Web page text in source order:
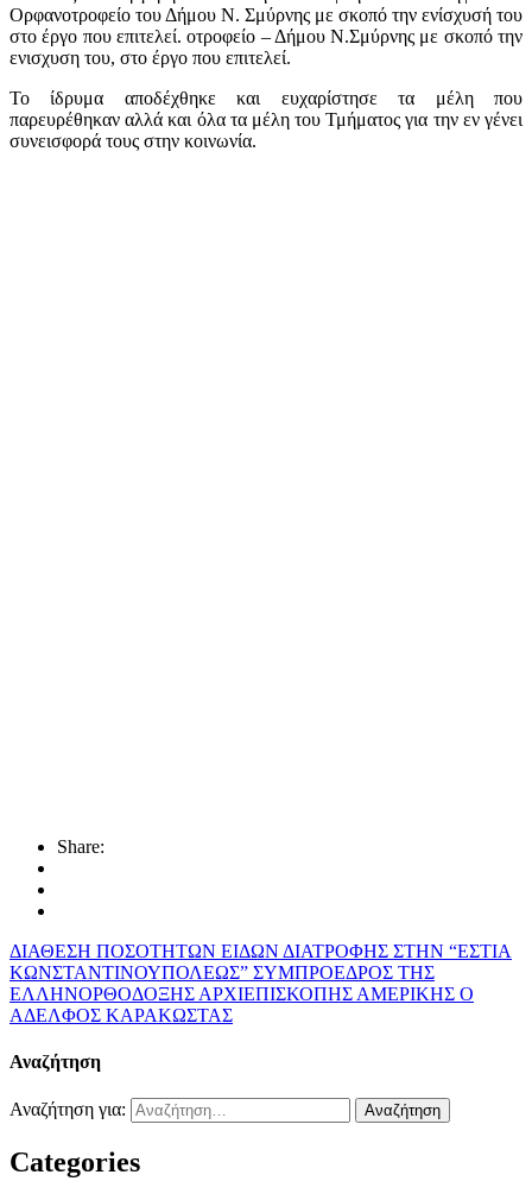
Ορφανοτροφείο του Δήμου Ν. Σμύρνης με σκοπό την ενίσχυσή του
στο έργο που επιτελεί. οτροφείο – Δήμου Ν.Σμύρνης με σκοπό την
ενισχυση του, στο έργο που επιτελεί.
Το ίδρυμα αποδέχθηκε και ευχαρίστησε τα μέλη που
παρευρέθηκαν αλλά και όλα τα μέλη του Τμήματος για την εν γένει
συνεισφορά τους στην κοινωνία.
Share:
ΔΙΑΘΕΣΗ ΠΟΣΟΤΗΤΩΝ ΕΙΔΩΝ ΔΙΑΤΡΟΦΗΣ ΣΤΗΝ “ΕΣΤΙΑ
ΚΩΝΣΤΑΝΤΙΝΟΥΠΟΛΕΩΣ” ΣΥΜΠΡΟΕΔΡΟΣ ΤΗΣ
ΕΛΛΗΝΟΡΘΟΔΟΞΗΣ ΑΡΧΙΕΠΙΣΚΟΠΗΣ ΑΜΕΡΙΚΗΣ Ο
ΑΔΕΛΦΟΣ ΚΑΡΑΚΩΣΤΑΣ
Αναζήτηση
Αναζήτηση για:
Categories